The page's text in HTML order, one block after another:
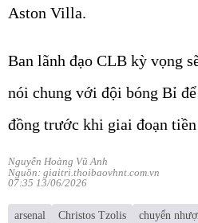
Aston Villa.
Ban lãnh đạo CLB kỳ vọng
nói chung với đội bóng Bỉ
đồng trước khi giai đoạn
Nguyễn Hoàng Vũ Anh
Nguồn: giaitri.thoibaovhnt.com.vn
07:35 13/06/2026
arsenal Christos Tzolis chuyển